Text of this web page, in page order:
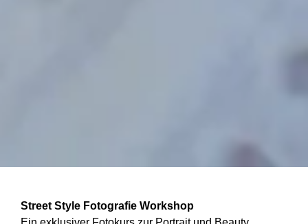
Street Style Fotografie Workshop